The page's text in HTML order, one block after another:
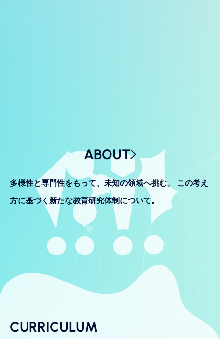
ABOUT
多様性と専門性をもって、未知の領域へ挑む。 この考え
方に基づく新たな教育研究体制について。
CURRICULUM